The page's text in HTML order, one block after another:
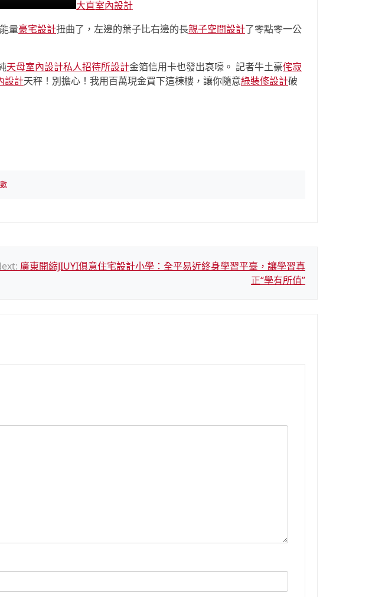
大直室內設計
量豪宅設計扭曲了，左邊的葉子比右邊的長親子空間設計了零點零一公
天母室內設計私人招待所設計金箔信用卡也發出哀嚎。 記者牛土豪侘寂
設計天秤！別擔心！我用百萬現金買下這棟樓，讓你隨意綠裝修設計破
廣東開縮JIUYI俱意住宅設計小學：全平易近終身學習平臺，讓學習真
正“學有所值”